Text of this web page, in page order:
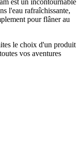
est un incontournable
l'eau rafraîchissante,
pour flâner au
le choix d'un produit
vos aventures